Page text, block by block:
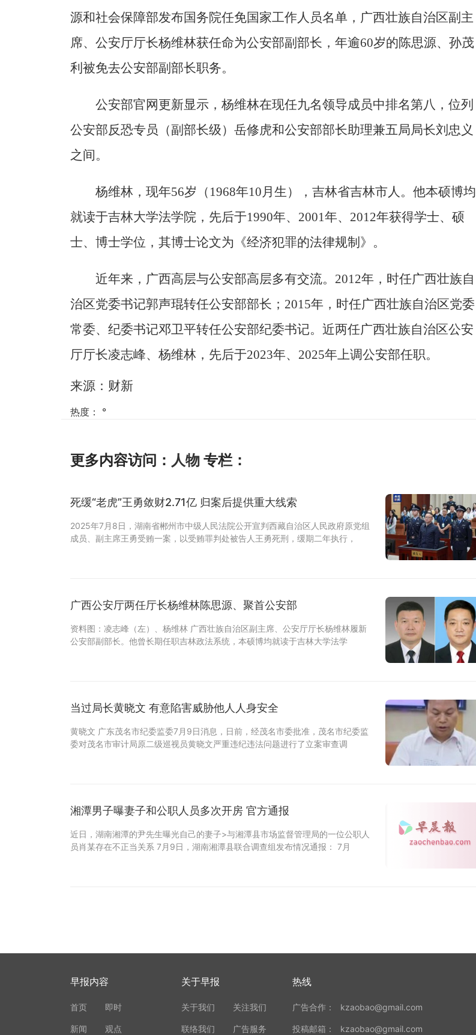
源和社会保障部发布国务院任免国家工作人员名单，广西壮族自治区副主
席、公安厅厅长杨维林获任命为公安部副部长，年逾60岁的陈思源、孙茂
利被免去公安部副部长职务。
公安部官网更新显示，杨维林在现任九名领导成员中排名第八，位列
公安部反恐专员（副部长级）岳修虎和公安部部长助理兼五局局长刘忠义
之间。
杨维林，现年56岁（1968年10月生），吉林省吉林市人。他本硕博均
就读于吉林大学法学院，先后于1990年、2001年、2012年获得学士、硕
士、博士学位，其博士论文为《经济犯罪的法律规制》。
近年来，广西高层与公安部高层多有交流。2012年，时任广西壮族自
治区党委书记郭声琨转任公安部部长；2015年，时任广西壮族自治区党委
常委、纪委书记邓卫平转任公安部纪委书记。近两任广西壮族自治区公安
厅厅长凌志峰、杨维林，先后于2023年、2025年上调公安部任职。
来源：财新
热度： °
更多内容访问： 人物 专栏：
死缓“老虎”王勇敛财2.71亿 归案后提供重大线索
2025年7月8日，湖南省郴州市中级人民法院公开宣判西藏自治区人民政府原党组
成员、副主席王勇受贿一案，以受贿罪判处被告人王勇死刑，缓期二年执行，
广西公安厅两任厅长杨维林陈思源、聚首公安部
资料图：凌志峰（左）、杨维林 广西壮族自治区副主席、公安厅厅长杨维林履新
公安部副部长。他曾长期任职吉林政法系统，本硕博均就读于吉林大学法学
当过局长黄晓文 有意陷害威胁他人人身安全
黄晓文 广东茂名市纪委监委7月9日消息，日前，经茂名市委批准，茂名市纪委监
委对茂名市审计局原二级巡视员黄晓文严重违纪违法问题进行了立案审查调
湘潭男子曝妻子和公职人员多次开房 官方通报
近日，湖南湘潭的尹先生曝光自己的妻子>与湘潭县市场监督管理局的一位公职人
员肖某存在不正当关系 7月9日，湖南湘潭县联合调查组发布情况通报： 7月
早报内容
首页 即时
新闻 观点
关于早报
关于我们 关注我们
联络我们 广告服务
热线
广告合作： kzaobao@gmail.com
投稿邮箱： kzaobao@gmail.com